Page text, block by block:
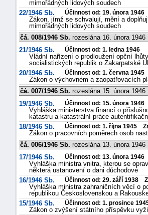
mimořádných lidových soudech
22/1946 Sb.
Účinnost od: 19. února
Zákon, jímž se schvalují, mění a
mimořádných lidových soudech
čá. 008/1946 Sb. rozeslána 16. února 1946
21/1946 Sb.
Účinnost od: 1. ledna 1946
Vládní nařízení o prodloužení opční
socialistických republik o Zakarpatské
20/1946 Sb.
Účinnost od: 1. června
Zákon o výchovném a zaopatřovacích
čá. 007/1946 Sb. rozeslána 15. února 1946
19/1946 Sb.
Účinnost od: 15. února
Vyhláška ministerstva financí o
katastru a katastrální práce
18/1946 Sb.
Účinnost od: 1. října 1945
Zákon o pracovních poměrech osob
čá. 006/1946 Sb. rozeslána 13. února 1946
17/1946 Sb.
Účinnost od: 13. února
Vyhláška ministra vnitra, kterou se
některá ustanovení o dani důchodové
16/1946 Sb.
Účinnost od: 29. září 1938
Vyhláška ministra zahraničních věcí o
republikou Československou a
15/1946 Sb.
Účinnost od: 1. prosince
Zákon o zvýšení státního příspěvku